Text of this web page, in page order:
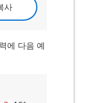
사
에 다음 예